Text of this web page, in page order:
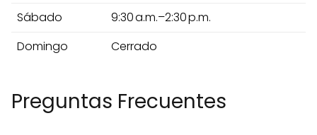
Sábado
9:30 a.m.–2:30 p.m.
Domingo
Cerrado
Preguntas Frecuentes